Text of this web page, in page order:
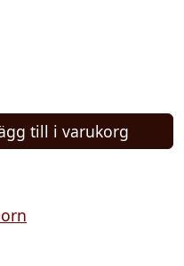
till i varukorg